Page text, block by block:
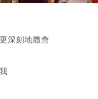
深刻地體會